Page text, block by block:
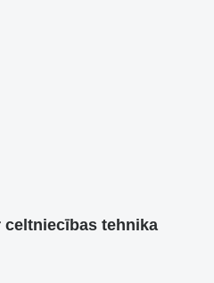
celtniecības tehnika